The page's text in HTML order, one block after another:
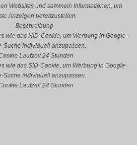
Websites und sammeln Informationen, um
Anzeigen bereitzustellen.
Beschreibung
wie das NID-Cookie, um Werbung in Google-
Suche individuell anzupassen.
Laufzeit 24 Stunden
wie das SID-Cookie, um Werbung in Google-
Suche individuell anzupassen.
Laufzeit 24 Stunden